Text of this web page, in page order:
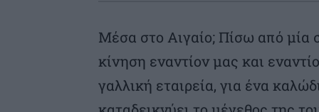
Μέσα στο Αιγαίο; Πίσω από μία
κίνηση εναντίον μας και
γαλλική εταιρεία, για ένα